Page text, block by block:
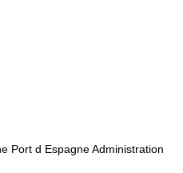
Port d Espagne Administration